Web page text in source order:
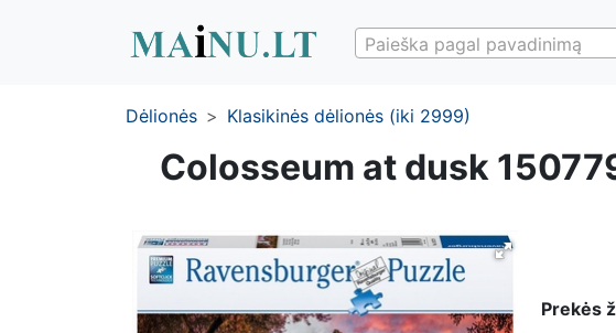
Paieška pagal pavadinimą
Dėlionės Klasikinės dėlionės (iki 2999)
Colosseum at dusk
Prekės